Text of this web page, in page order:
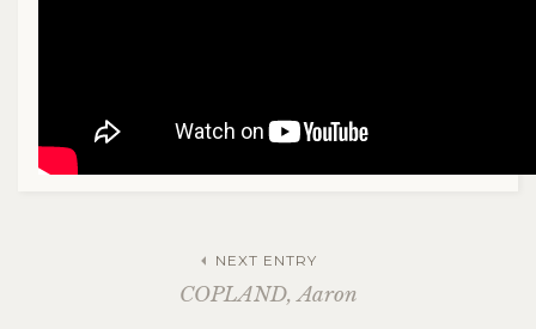
NEXT ENTRY
COPLAND, Aaron